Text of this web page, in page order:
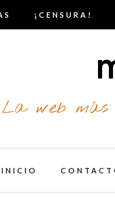
¡CENSURA!
La web más
INICIO